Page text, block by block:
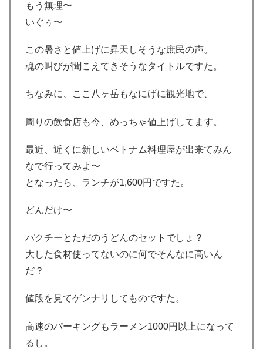
もう無理〜
いぐぅ〜
この暑さと値上げに昇天しそうな庶民の声。
魂の叫びが聞こえてきそうなタイトルですた。
ちなみに、ここ八ヶ岳もなにげに観光地で、
周りの飲食店も今、めっちゃ値上げしてます。
最近、近くに新しいベトナム料理屋が出来てみん
なで行ってみよ〜
となったら、ランチが1,600円ですた。
どんだけ〜
パクチーとただのうどんのセットでしょ？
大した食材使ってないのに何でそんなに高いん
だ？
値段を見てゲンナリしてものですた。
高速のパーキングもラーメン1000円以上になって
るし。